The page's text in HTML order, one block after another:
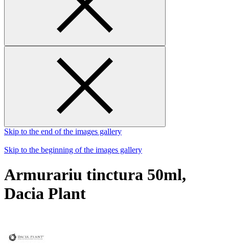
Skip to the end of the images gallery
Skip to the beginning of the images gallery
Armurariu tinctura 50ml,
Dacia Plant